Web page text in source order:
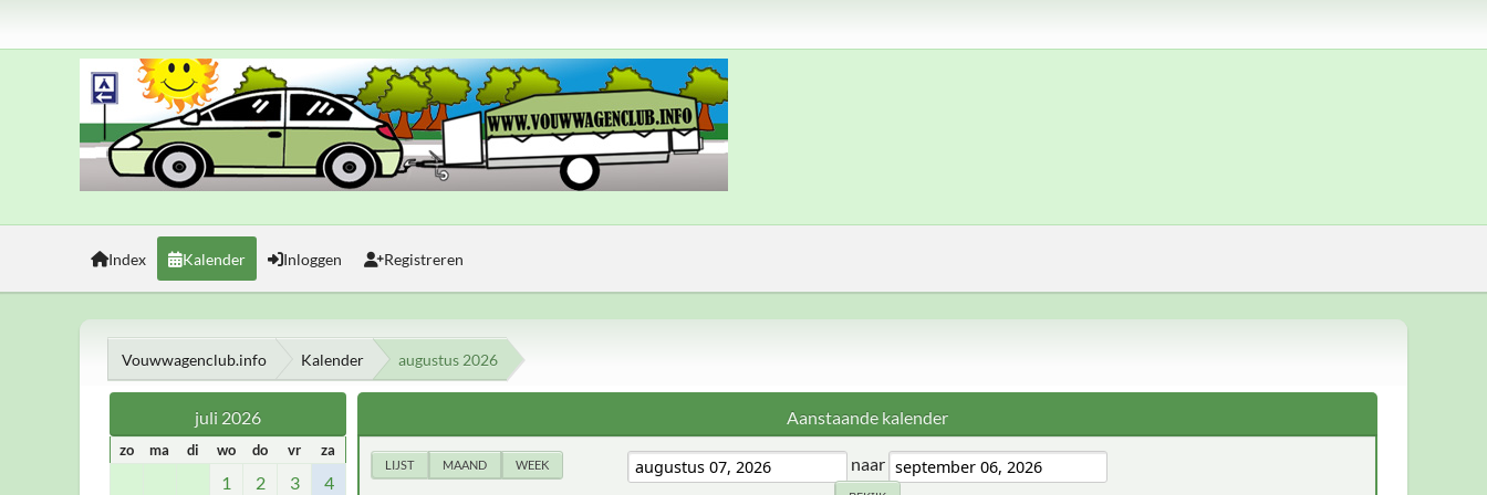
Index Kalender Inloggen Registreren
Vouwwagenclub.info Kalender augustus 2026
juli 2026
zo ma di wo do vr za
1 2 3
4
Aanstaande kalender
LIJST MAAND WEEK naar